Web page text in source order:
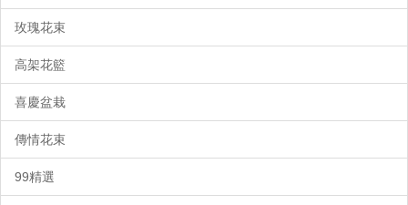
玫瑰花束
高架花籃
喜慶盆栽
傳情花束
99精選